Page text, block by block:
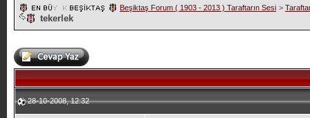
Beşiktaş Forum ( 1903 - 2013 ) Taraftarın Sesi >
tekerlek
28-10-2008, 12:32